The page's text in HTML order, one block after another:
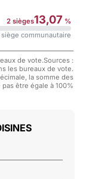
2 sièges13,07 %
siège communautaire
de vote.Sources :
les bureaux de vote.
la somme des
être égale à 100%